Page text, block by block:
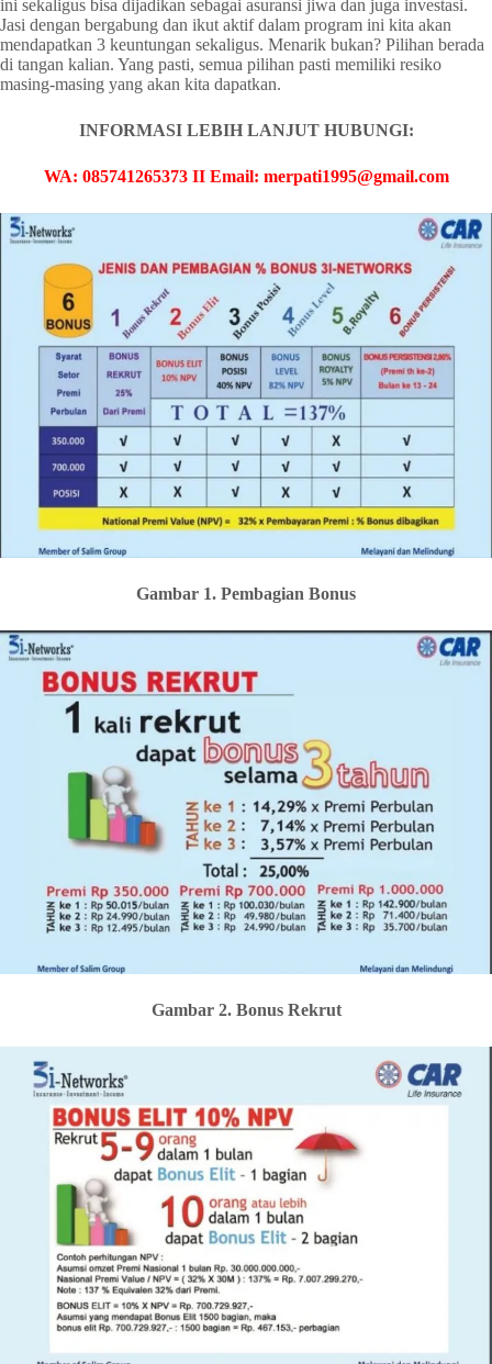
ini sekaligus bisa dijadikan sebagai asuransi jiwa dan juga investasi.
Jasi dengan bergabung dan ikut aktif dalam program ini kita akan
mendapatkan 3 keuntungan sekaligus. Menarik bukan? Pilihan berada
di tangan kalian. Yang pasti, semua pilihan pasti memiliki resiko
masing-masing yang akan kita dapatkan.
INFORMASI LEBIH LANJUT HUBUNGI:
WA: 085741265373 II Email: merpati1995@gmail.com
Gambar 1. Pembagian Bonus
Gambar 2. Bonus Rekrut